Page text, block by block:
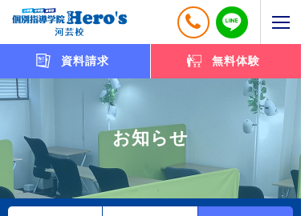
資料請求 無料体験
お知らせ